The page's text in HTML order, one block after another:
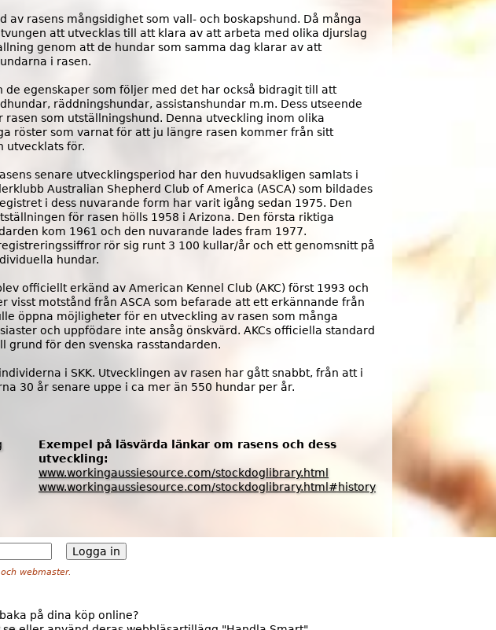
k
a
s
k
f
l
a
g
a
n
rasens mångsidighet som vall- och boskapshund. Då många
att utvecklas till att klara av att arbeta med olika djurslag
genom att de hundar som samma dag klarar av att
i rasen.
egenskaper som följer med det har också bidragit till att
räddningshundar, assistanshundar m.m. Dess utseende
som utställningshund. Denna utveckling inom olika
röster som varnat för att ju längre rasen kommer från sitt
utvecklats för.
senare utvecklingsperiod har den huvudsakligen samlats i
Australian Shepherd Club of America (ASCA) som bildades
i dess nuvarande form har varit igång sedan 1975. Den
för rasen hölls 1958 i Arizona. Den första riktiga
kom 1961 och den nuvarande lades fram 1977.
rör sig runt 3 100 kullar/år och ett genomsnitt på
hundar.
officiellt erkänd av American Kennel Club (AKC) först 1993 och
visst motstånd från ASCA som befarade att ett erkännande från
öppna möjligheter för en utveckling av rasen som många
och uppfödare inte ansåg önskvärd. AKCs officiella standard
grund för den svenska rasstandarden.
i SKK. Utvecklingen av rasen har gått snabbt, från att i
30 år senare uppe i ca mer än 550 hundar per år.
Exempel på läsvärda länkar om rasens och dess
utveckling:
www.workingaussiesource.com/stockdoglibrary.html
www.workingaussiesource.com/stockdoglibrary.html#history
webmaster.
på dina köp online?